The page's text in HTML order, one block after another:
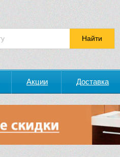
Акции Доставка